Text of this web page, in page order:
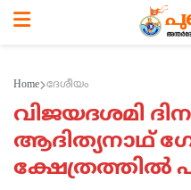
Home ദേശീയം
വിജയദശമി
ആദിത്യനാഥ്
ക്ഷേത്രത്തില്‍